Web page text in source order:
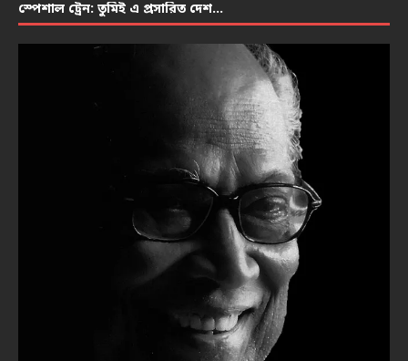
স্পেশাল ট্রেন: তুমিই এ প্রসারিত দেশ…